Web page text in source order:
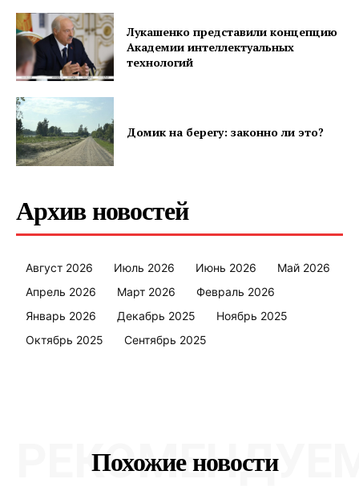
Лукашенко представили концепцию
Академии интеллектуальных
технологий
Домик на берегу: законно ли это?
Архив новостей
Август 2026 Июль 2026 Июнь 2026
Май 2026
Апрель 2026
Март 2026
Февраль 2026
Январь 2026
Декабрь 2025
Ноябрь 2025
Октябрь 2025
Сентябрь 2025
Похожие новости